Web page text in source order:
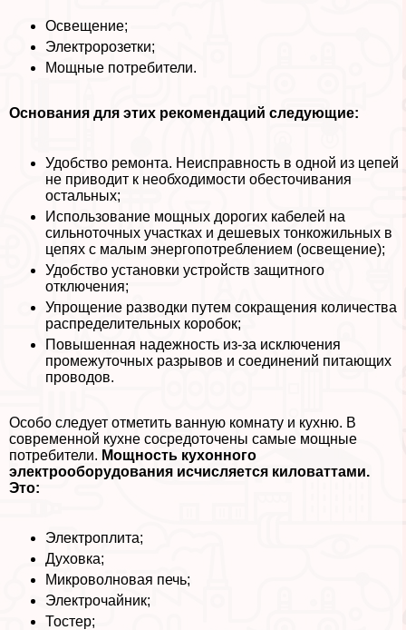
Освещение;
Электророзетки;
Мощные потребители.
Основания для этих рекомендаций следующие:
Удобство ремонта. Неисправность в одной из цепей
не приводит к необходимости обесточивания
остальных;
Использование мощных дорогих кабелей на
сильноточных участках и дешевых тонкожильных в
цепях с малым энергопотрeблением (освещение);
Удобство установки устройств защитного
отключения;
Упрощение разводки путем сокращения количества
распределительных коробок;
Повышенная надежность из-за исключения
промежуточных разрывов и соединений питающих
проводов.
Особо следует отметить ванную комнату и кухню. В
современной кухне сосредоточены самые мощные
потребители. Мощность кухонного
электрооборудования исчисляется киловаттами.
Это:
Электроплита;
Духовка;
Микроволновая печь;
Электрочайник;
Тостер;